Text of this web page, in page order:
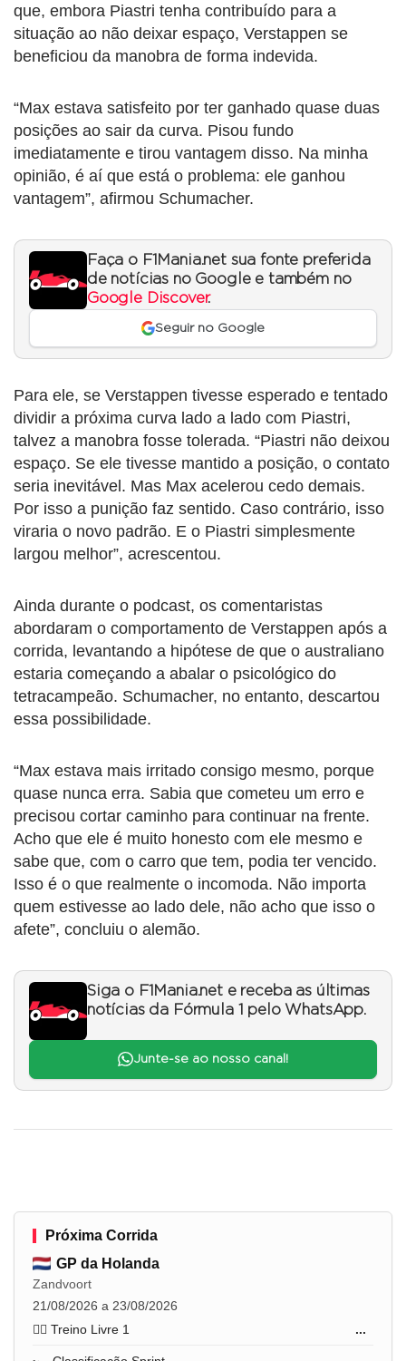
que, embora Piastri tenha contribuído para a
situação ao não deixar espaço, Verstappen se
beneficiou da manobra de forma indevida.
“Max estava satisfeito por ter ganhado quase duas
posições ao sair da curva. Pisou fundo
imediatamente e tirou vantagem disso. Na minha
opinião, é aí que está o problema: ele ganhou
vantagem”, afirmou Schumacher.
Faça o F1Mania.net sua fonte preferida
de notícias no Google e também no
Google Discover.
Seguir no Google
Para ele, se Verstappen tivesse esperado e tentado
dividir a próxima curva lado a lado com Piastri,
talvez a manobra fosse tolerada. “Piastri não deixou
espaço. Se ele tivesse mantido a posição, o contato
seria inevitável. Mas Max acelerou cedo demais.
Por isso a punição faz sentido. Caso contrário, isso
viraria o novo padrão. E o Piastri simplesmente
largou melhor”, acrescentou.
Ainda durante o podcast, os comentaristas
abordaram o comportamento de Verstappen após a
corrida, levantando a hipótese de que o australiano
estaria começando a abalar o psicológico do
tetracampeão. Schumacher, no entanto, descartou
essa possibilidade.
“Max estava mais irritado consigo mesmo, porque
quase nunca erra. Sabia que cometeu um erro e
precisou cortar caminho para continuar na frente.
Acho que ele é muito honesto com ele mesmo e
sabe que, com o carro que tem, podia ter vencido.
Isso é o que realmente o incomoda. Não importa
quem estivesse ao lado dele, não acho que isso o
afete”, concluiu o alemão.
Siga o F1Mania.net e receba as últimas
notícias da Fórmula 1 pelo WhatsApp.
Junte-se ao nosso canal!
Próxima Corrida
GP da Holanda
Zandvoort
21/08/2026 a 23/08/2026
🏋️‍♂️ Treino Livre 1
...